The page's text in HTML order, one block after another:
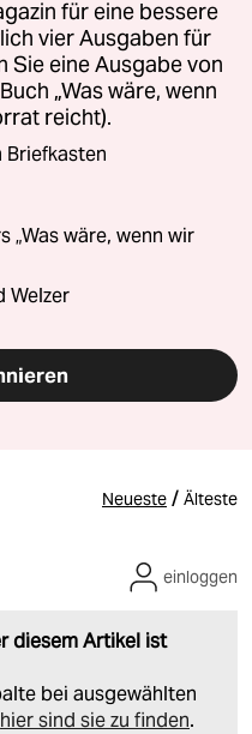
für eine bessere
vier Ausgaben für
Sie eine Ausgabe von
„Was wäre, wenn
reicht).
Briefkasten
„Was wäre, wenn wir
Welzer
Neueste / Älteste
diesem Artikel ist
bei ausgewählten
hier sind sie zu finden.
einloggen